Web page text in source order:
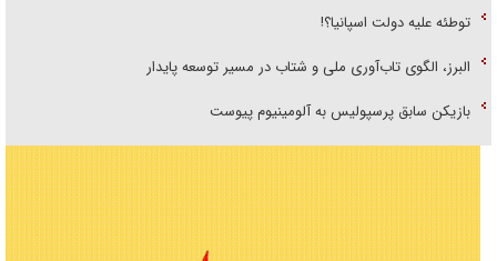
توطئه علیه دولت اسپانیا؟!
البرز، الگوی تاب‌آوری ملی و شتاب در مسیر توسعه پایدار
بازیکن سابق پرسپولیس به آلومینیوم پیوست